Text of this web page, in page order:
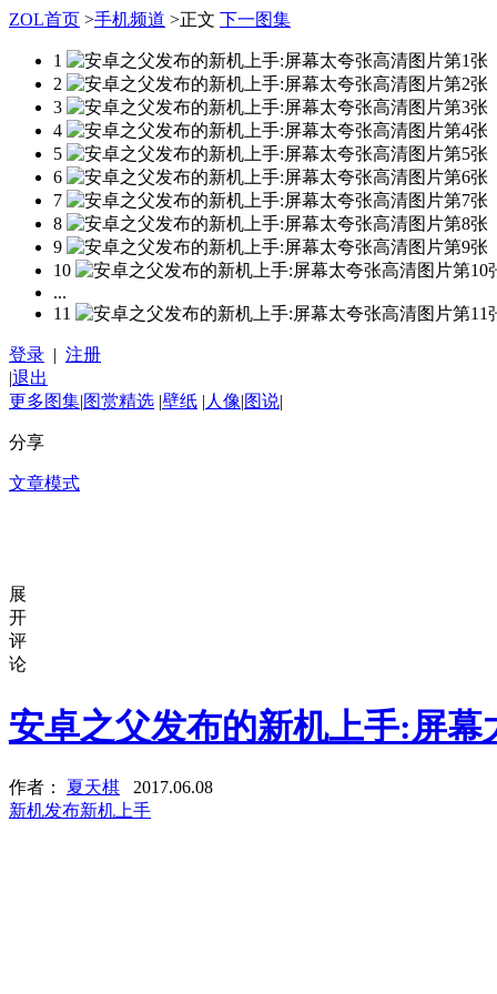
ZOL首页 >手机频道 >正文 下一图集
1
2
3
4
5
6
7
8
9
10
...
11
登录 | 注册
|退出
更多图集|图赏精选 |壁纸 | 人像|图说|
分享
文章模式
展
开
评
论
安卓之父发布的新机上手:屏幕
作者： 夏天棋
2017.06.08
新机发布新机上手